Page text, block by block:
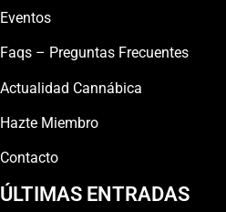
Eventos
Faqs – Preguntas Frecuentes
Actualidad Cannábica
Hazte Miembro
Contacto
ÚLTIMAS ENTRADAS